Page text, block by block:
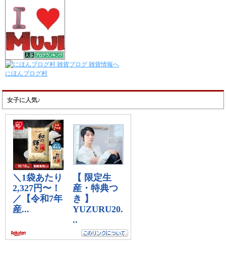
にほんブログ村
女子に人気♪